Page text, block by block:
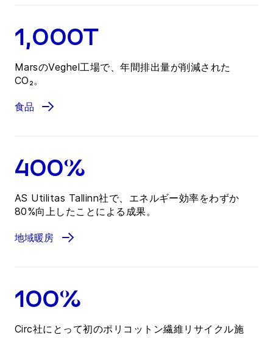
1,000T
MarsのVeghel工場で、年間排出量が削減された
CO₂。
食品
400%
AS Utilitas Tallinn社で、エネルギー効率をわずか
80%向上したことによる成果。
地域暖房
100%
Circ社にとって初のポリコットン繊維リサイクル施